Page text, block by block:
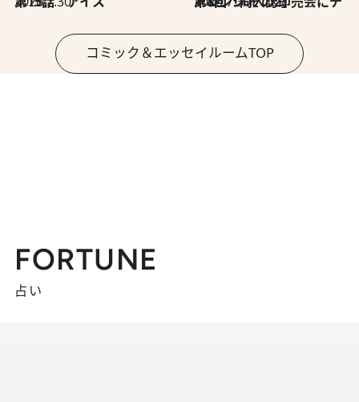
コミック＆エッセイルームTOP
FORTUNE
占い